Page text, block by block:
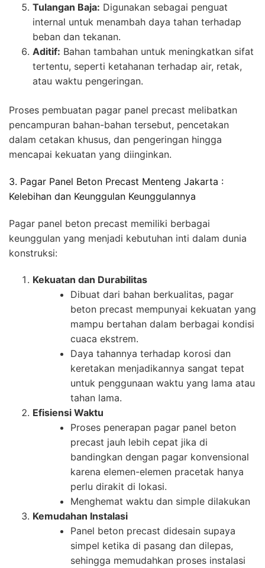
Tulangan Baja: Digunakan sebagai penguat
internal untuk menambah daya tahan terhadap
beban dan tekanan.
Aditif: Bahan tambahan untuk meningkatkan sifat
tertentu, seperti ketahanan terhadap air, retak,
atau waktu pengeringan.
Proses pembuatan pagar panel precast melibatkan
pencampuran bahan-bahan tersebut, pencetakan
dalam cetakan khusus, dan pengeringan hingga
mencapai kekuatan yang diinginkan.
3. Pagar Panel Beton Precast Menteng Jakarta :
Kelebihan dan Keunggulan Keunggulannya
Pagar panel beton precast memiliki berbagai
keunggulan yang menjadi kebutuhan inti dalam dunia
konstruksi:
Kekuatan dan Durabilitas
Dibuat dari bahan berkualitas, pagar
beton precast mempunyai kekuatan yang
mampu bertahan dalam berbagai kondisi
cuaca ekstrem.
Daya tahannya terhadap korosi dan
keretakan menjadikannya sangat tepat
untuk penggunaan waktu yang lama atau
tahan lama.
Efisiensi Waktu
Proses penerapan pagar panel beton
precast jauh lebih cepat jika di
bandingkan dengan pagar konvensional
karena elemen-elemen pracetak hanya
perlu dirakit di lokasi.
Menghemat waktu dan simple dilakukan
Kemudahan Instalasi
Panel beton precast didesain supaya
simpel ketika di pasang dan dilepas,
sehingga memudahkan proses instalasi